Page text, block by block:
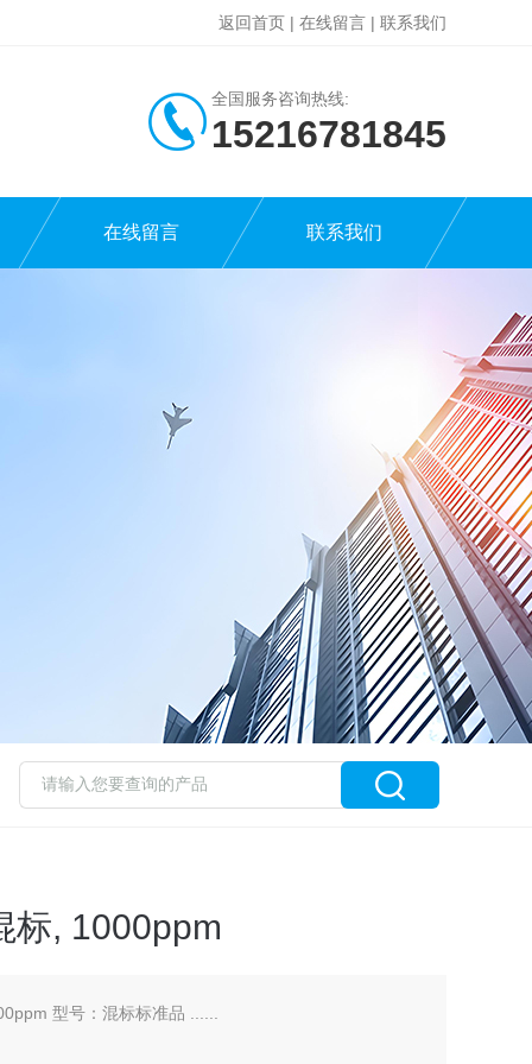
返回首页 | 在线留言 | 联系我们
全国服务咨询热线:
15216781845
在线留言 联系我们
标, 1000ppm
型号：混标标准品 ......